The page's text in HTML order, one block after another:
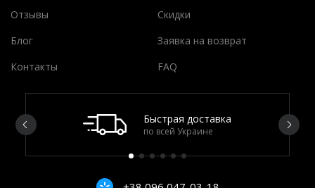
Отзывы
Скидки
Блог
Заявка на возврат
Контакты
FAQ
Быстрая доставка
по всей Украине